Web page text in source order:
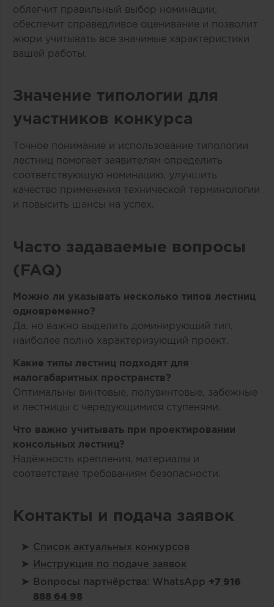
облегчит правильный выбор номинации,
обеспечит справедливое оценивание и позволит
жюри учитывать все значимые характеристики
вашей работы.
Значение типологии для
участников конкурса
Точное понимание и использование типологии
лестниц помогает заявителям определить
соответствующую номинацию, улучшить
качество применения технической терминологии
и повысить шансы на успех.
Часто задаваемые вопросы
(FAQ)
Можно ли указывать несколько типов лестниц
одновременно?
Да, но важно выделить доминирующий тип,
наиболее полно характеризующий проект.
Какие типы лестниц подходят для
малогабаритных пространств?
Оптимальны винтовые, полувинтовые, забежные
и лестницы с чередующимися ступенями.
Что важно учитывать при проектировании
консольных лестниц?
Надёжность крепления, материалы и
соответствие требованиям безопасности.
Контакты и подача заявок
Список актуальных конкурсов
Инструкция по подаче заявок
Вопросы партнёрства: WhatsApp +7 916
888 64 98